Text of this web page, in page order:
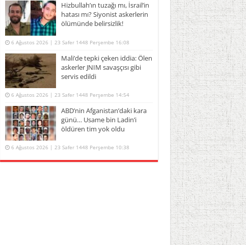
Hizbullah’ın tuzağı mı, İsrail’in
hatası mı? Siyonist askerlerin
ölümünde belirsizlik!
6 Ağustos 2026 | 23 Safer 1448 Perşembe 16:08
Mali’de tepki çeken iddia: Ölen
askerler JNIM savaşçısı gibi
servis edildi
6 Ağustos 2026 | 23 Safer 1448 Perşembe 14:54
ABD’nin Afganistan’daki kara
günü… Usame bin Ladin’i
öldüren tim yok oldu
6 Ağustos 2026 | 23 Safer 1448 Perşembe 10:38